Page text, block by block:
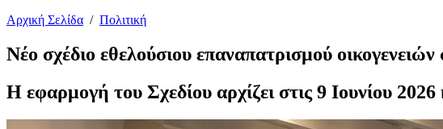
Αρχική Σελίδα / Πολιτική
Νέο σχέδιο εθελούσιου επαναπατρισμού
Η εφαρμογή του Σχεδίου αρχίζει στις 9 Ιουνίου